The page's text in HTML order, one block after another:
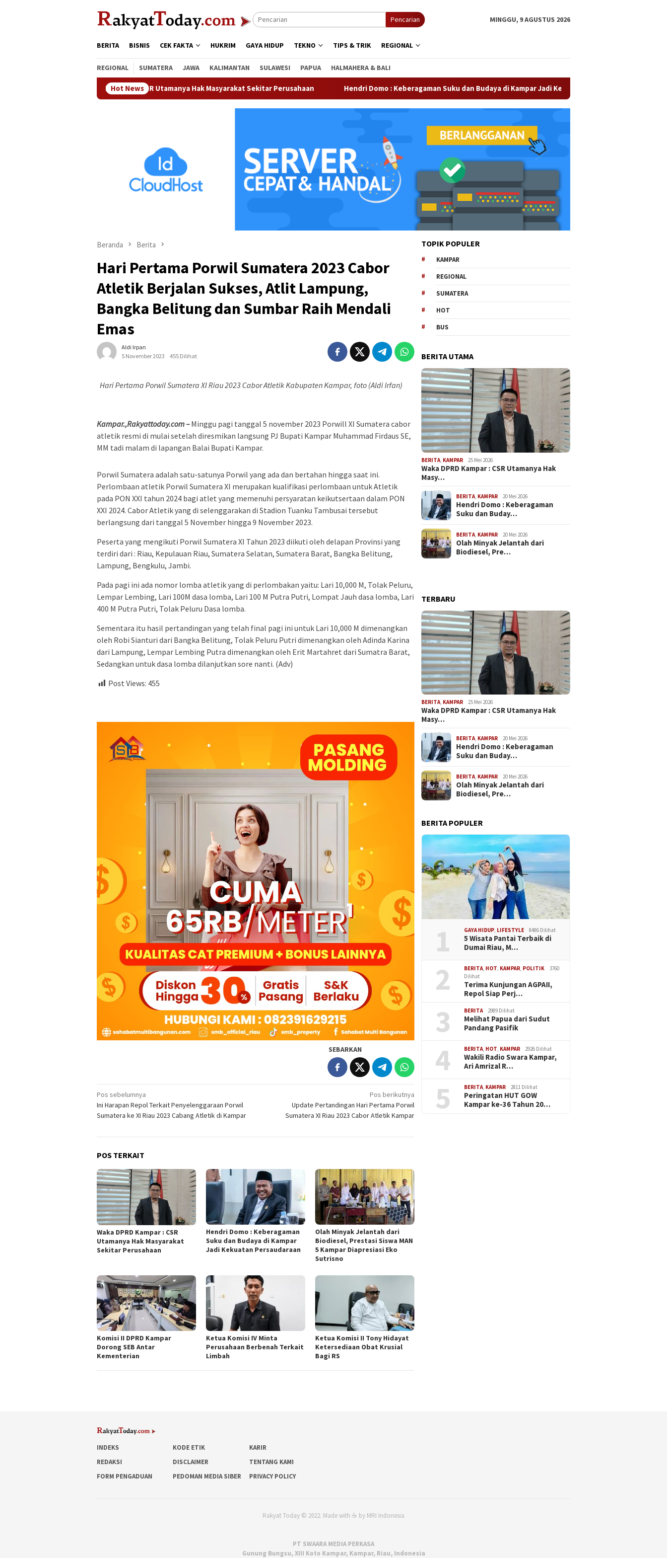
Pencarian MINGGU, 9 AGUSTUS 2026
BERITA BISNIS CEK FAKTA HUKRIM GAYA HIDUP TEKNO TIPS & TRIK REGIONAL
REGIONAL SUMATERA JAWA KALIMANTAN SULAWESI PAPUA HALMAHERA & BALI
Hot News
Waka DPRD Kampar : CSR Utamanya Hak Masyarakat Sekitar Perusahaan Hendri Domo : Keberagaman Suku dan Budaya di Kampar Jadi Kekuatan Persaudaraan
Beranda Berita
Hari Pertama Porwil Sumatera 2023 Cabor
Atletik Berjalan Sukses, Atlit Lampung,
Bangka Belitung dan Sumbar Raih Mendali
Emas
Aldi Irpan
5 November 2023
455 Dilihat
Hari Pertama Porwil Sumatera XI Riau 2023 Cabor Atletik Kabupaten Kampar, foto (Aldi Irfan)
Kampar.,Rakyattoday.com – Minggu pagi tanggal 5 november 2023 Porwill XI Sumatera cabor
atletik resmi di mulai setelah diresmikan langsung PJ Bupati Kampar Muhammad Firdaus SE,
MM tadi malam di lapangan Balai Bupati Kampar.
Porwil Sumatera adalah satu-satunya Porwil yang ada dan bertahan hingga saat ini.
Perlombaan atletik Porwil Sumatera XI merupakan kualifikasi perlombaan untuk Atletik
pada PON XXI tahun 2024 bagi atlet yang memenuhi persyaratan keikutsertaan dalam PON
XXI 2024. Cabor Atletik yang di selenggarakan di Stadion Tuanku Tambusai tersebut
berlangsung dari tanggal 5 November hingga 9 November 2023.
Peserta yang mengikuti Porwil Sumatera XI Tahun 2023 diikuti oleh delapan Provinsi yang
terdiri dari : Riau, Kepulauan Riau, Sumatera Selatan, Sumatera Barat, Bangka Belitung,
Lampung, Bengkulu, Jambi.
Pada pagi ini ada nomor lomba atletik yang di perlombakan yaitu: Lari 10,000 M, Tolak Peluru,
Lempar Lembing, Lari 100M dasa lomba, Lari 100 M Putra Putri, Lompat Jauh dasa lomba, Lari
400 M Putra Putri, Tolak Peluru Dasa lomba.
Sementara itu hasil pertandingan yang telah final pagi ini untuk Lari 10,000 M dimenangkan
oleh Robi Sianturi dari Bangka Belitung, Tolak Peluru Putri dimenangkan oleh Adinda Karina
dari Lampung, Lempar Lembing Putra dimenangkan oleh Erit Martahret dari Sumatra Barat,
Sedangkan untuk dasa lomba dilanjutkan sore nanti. (Adv)
Post Views: 455
SEBARKAN
Navigasi
pos
Pos sebelumnya
Ini Harapan Repol Terkait Penyelenggaraan Porwil
Sumatera ke XI Riau 2023 Cabang Atletik di Kampar
Pos berikutnya
Update Pertandingan Hari Pertama Porwil
Sumatera XI Riau 2023 Cabor Atletik Kampar
POS TERKAIT
Waka DPRD Kampar : CSR
Utamanya Hak Masyarakat
Sekitar Perusahaan
Hendri Domo : Keberagaman
Suku dan Budaya di Kampar
Jadi Kekuatan Persaudaraan
Olah Minyak Jelantah dari
Biodiesel, Prestasi Siswa MAN
5 Kampar Diapresiasi Eko
Sutrisno
Komisi II DPRD Kampar
Dorong SEB Antar
Kementerian
Ketua Komisi IV Minta
Perusahaan Berbenah Terkait
Limbah
Ketua Komisi II Tony Hidayat
Ketersediaan Obat Krusial
Bagi RS
TOPIK POPULER
KAMPAR
REGIONAL
SUMATERA
HOT
BUS
BERITA UTAMA
BERITA KAMPAR 25 Mei 2026
Waka DPRD Kampar : CSR Utamanya Hak
Masy…
BERITA KAMPAR 20 Mei 2026
Hendri Domo : Keberagaman
Suku dan Buday…
BERITA KAMPAR 20 Mei 2026
Olah Minyak Jelantah dari
Biodiesel, Pre…
TERBARU
BERITA, KAMPAR 25 Mei 2026
Waka DPRD Kampar : CSR Utamanya Hak
Masy…
BERITA, KAMPAR 20 Mei 2026
Hendri Domo : Keberagaman
Suku dan Buday…
BERITA, KAMPAR 20 Mei 2026
Olah Minyak Jelantah dari
Biodiesel, Pre…
BERITA POPULER
1 GAYA HIDUP, LIFESTYLE 8486 Dilihat
5 Wisata Pantai Terbaik di
Dumai Riau, M…
2 BERITA, HOT, KAMPAR, POLITIK
3760
Dilihat
Terima Kunjungan AGPAII,
Repol Siap Perj…
3 BERITA 2989 Dilihat
Melihat Papua dari Sudut
Pandang Pasifik
4 BERITA, HOT, KAMPAR 2926 Dilihat
Wakili Radio Swara Kampar,
Ari Amrizal R…
5 BERITA, KAMPAR 2811 Dilihat
Peringatan HUT GOW
Kampar ke-36 Tahun 20…
INDEKS KODE ETIK
KARIR
REDAKSI
DISCLAIMER
TENTANG KAMI
FORM PENGADUAN
PEDOMAN MEDIA SIBER PRIVACY POLICY
Rakyat Today © 2022. Made with ☕ by MRI Indonesia
PT SWAARA MEDIA PERKASA
Gunung Bungsu, XIII Koto Kampar, Kampar, Riau, Indonesia